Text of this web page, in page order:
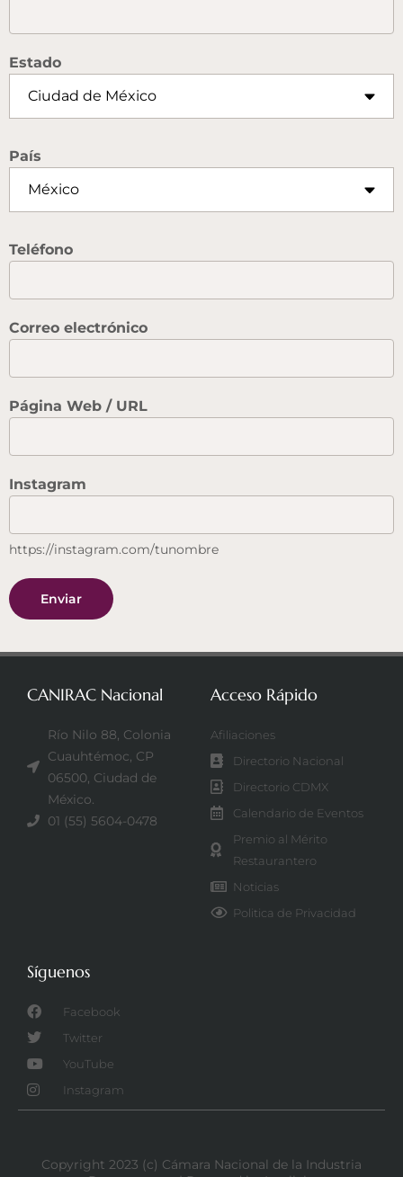
Estado
País
Teléfono
Correo electrónico
Página Web / URL
Instagram
https://instagram.com/tunombre
Enviar
CANIRAC Nacional
Río Nilo 88, Colonia
Cuauhtémoc, CP
06500, Ciudad de
México.
01 (55) 5604-0478
Acceso Rápido
Afiliaciones
Directorio Nacional
Directorio CDMX
Calendario de Eventos
Premio al Mérito
Restaurantero
Noticias
Politica de Privacidad
Síguenos
Facebook
Twitter
YouTube
Instagram
Copyright 2023 (c) Cámara Nacional de la Industria